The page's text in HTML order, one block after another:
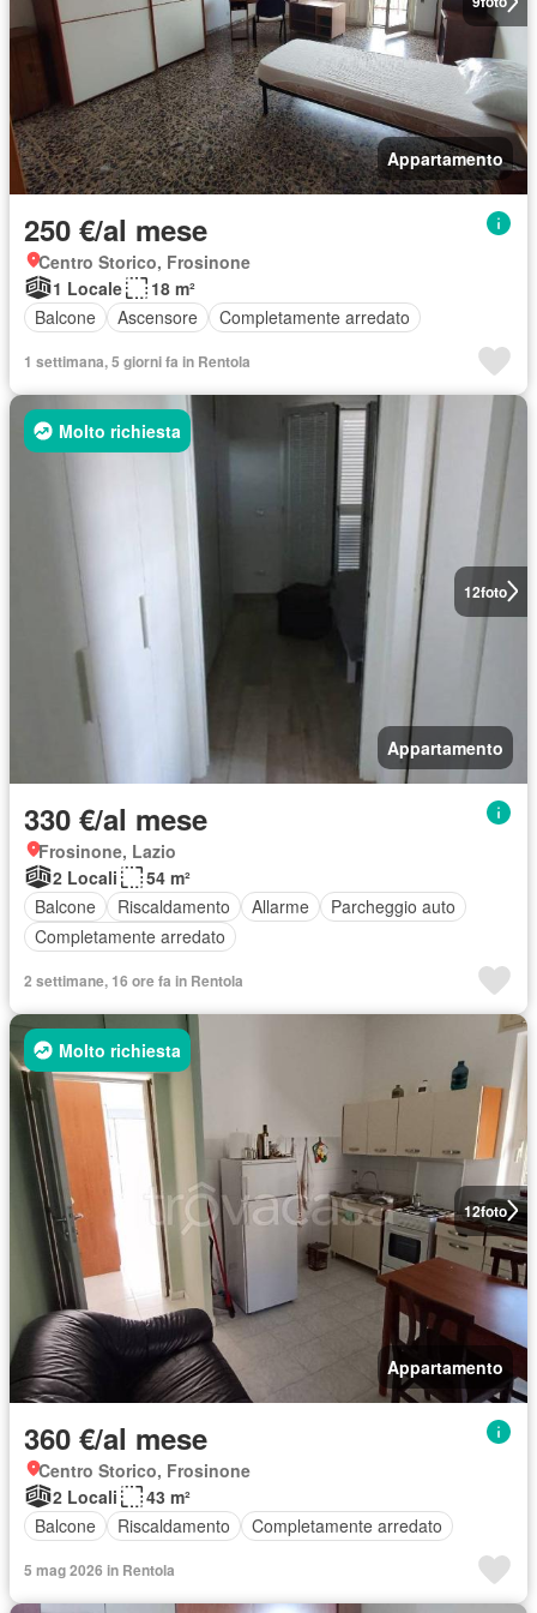
Appartamento
250 €/al mese
Centro Storico, Frosinone
1 Locale
18 m²
Balcone
Ascensore Completamente arredato
1 settimana, 5 giorni fa in Rentola
12foto
Molto richiesta
Appartamento
330 €/al mese
Frosinone, Lazio
2 Locali
54 m²
Balcone
Riscaldamento Allarme
Parcheggio auto
Completamente arredato
2 settimane, 16 ore fa in Rentola
12foto
Molto richiesta
Appartamento
360 €/al mese
Centro Storico, Frosinone
2 Locali
43 m²
Balcone
Riscaldamento Completamente arredato
5 mag 2026 in Rentola